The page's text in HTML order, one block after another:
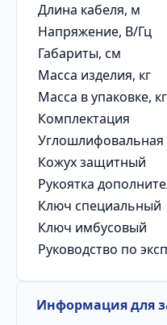
Длина кабеля, м
Напряжение, В/Гц
Габариты, см
Масса изделия, кг
Масса в упаковке, кг
Комплектация
Кожух защитный
Рукоятка
Ключ специальный
Ключ имбусовый
Руководство по
Информация для